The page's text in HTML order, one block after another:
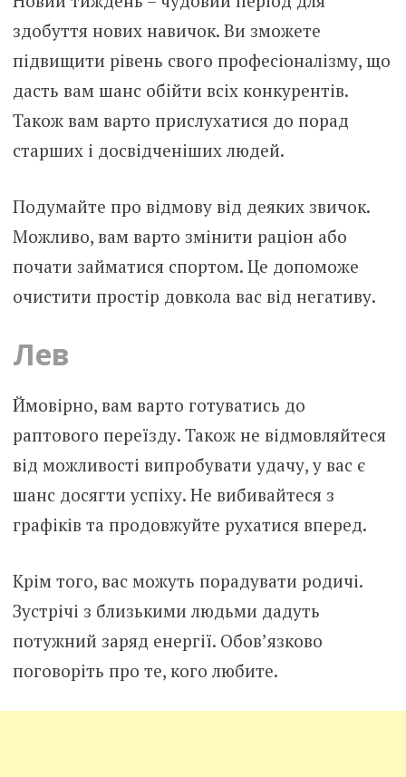
здобуття нових навичок. Ви зможете
підвищити рівень свого професіоналізму, що
дасть вам шанс обійти всіх конкурентів.
Також вам варто прислухатися до порад
старших і досвідченіших людей.
Подумайте про відмову від деяких звичок.
Можливо, вам варто змінити раціон або
почати займатися спортом. Це допоможе
очистити простір довкола вас від негативу.
Лев
Ймовірно, вам варто готуватись до
раптового переїзду. Також не відмовляйтеся
від можливості випробувати удачу, у вас є
шанс досягти успіху. Не вибивайтеся з
графіків та продовжуйте рухатися вперед.
Крім того, вас можуть порадувати родичі.
Зустрічі з близькими людьми дадуть
потужний заряд енергії. Обов’язково
поговоріть про те, кого любите.